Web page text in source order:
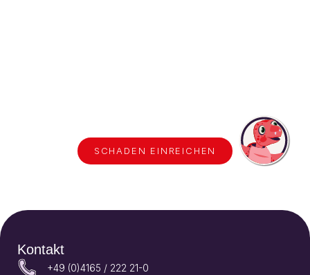
SCHADEN EINREICHEN
Kontakt
+49 (0)4165 / 222 21-0